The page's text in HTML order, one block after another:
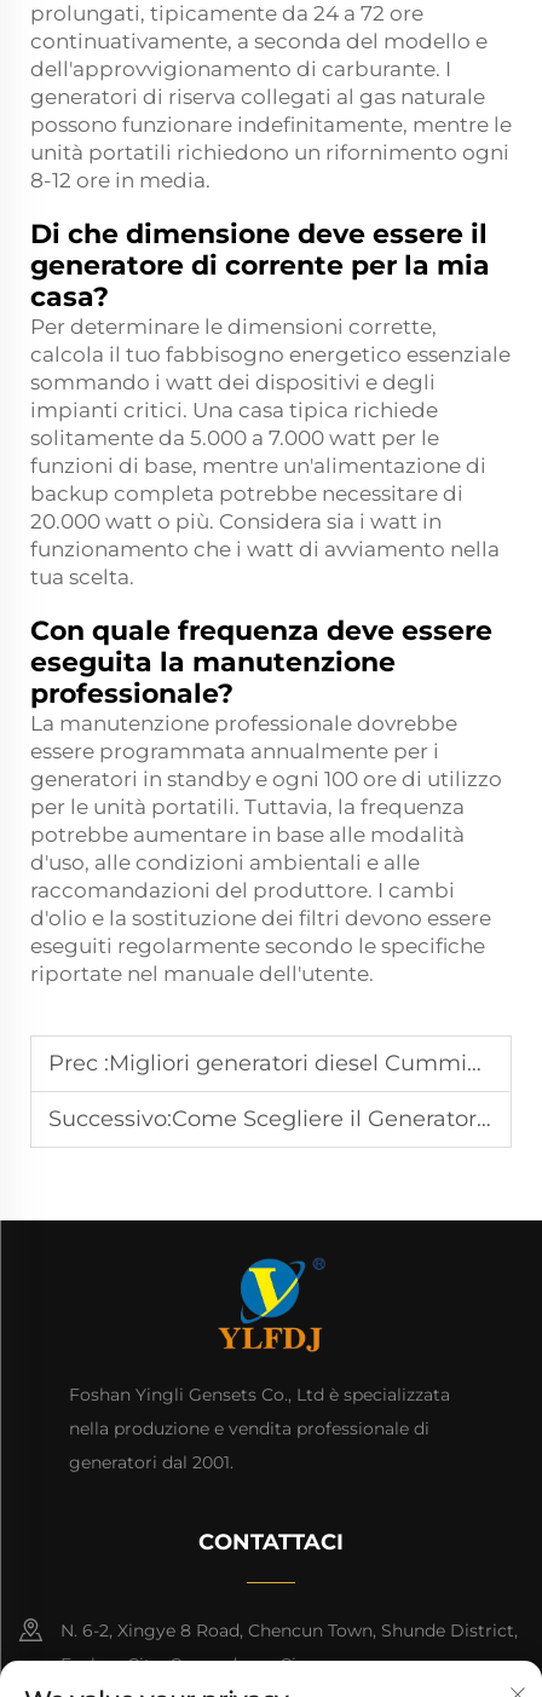
prolungati, tipicamente da 24 a 72 ore
continuativamente, a seconda del modello e
dell'approvvigionamento di carburante. I
generatori di riserva collegati al gas naturale
possono funzionare indefinitamente, mentre le
unità portatili richiedono un rifornimento ogni
8-12 ore in media.
Di che dimensione deve essere il
generatore di corrente per la mia
casa?
Per determinare le dimensioni corrette,
calcola il tuo fabbisogno energetico essenziale
sommando i watt dei dispositivi e degli
impianti critici. Una casa tipica richiede
solitamente da 5.000 a 7.000 watt per le
funzioni di base, mentre un'alimentazione di
backup completa potrebbe necessitare di
20.000 watt o più. Considera sia i watt in
funzionamento che i watt di avviamento nella
tua scelta.
Con quale frequenza deve essere
eseguita la manutenzione
professionale?
La manutenzione professionale dovrebbe
essere programmata annualmente per i
generatori in standby e ogni 100 ore di utilizzo
per le unità portatili. Tuttavia, la frequenza
potrebbe aumentare in base alle modalità
d'uso, alle condizioni ambientali e alle
raccomandazioni del produttore. I cambi
d'olio e la sostituzione dei filtri devono essere
eseguiti regolarmente secondo le specifiche
riportate nel manuale dell'utente.
Prec :Migliori generatori diesel Cummins per l'alimentazione di backup dei data center
Successivo:Come Scegliere il Generatore di Energia Perfetto per la Tua Casa
Foshan Yingli Gensets Co., Ltd è specializzata
nella produzione e vendita professionale di
generatori dal 2001.
CONTATTACI
N. 6-2, Xingye 8 Road, Chencun Town, Shunde District,
Foshan City, Guangdong, Cina.